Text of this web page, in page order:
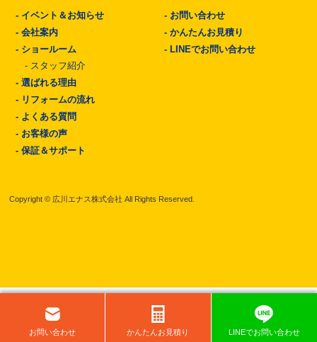
- イベント＆お知らせ
- 会社案内
- ショールーム
- スタッフ紹介
- 選ばれる理由
- リフォームの流れ
- よくある質問
- お客様の声
- 保証＆サポート
- お問い合わせ
-かんたんお見積り
-LINEでお問い合わせ
Copyright © 広川エナス株式会社 All Rights Reserved.
お問い合わせ かんたんお見積り LINEでお問い合わせ